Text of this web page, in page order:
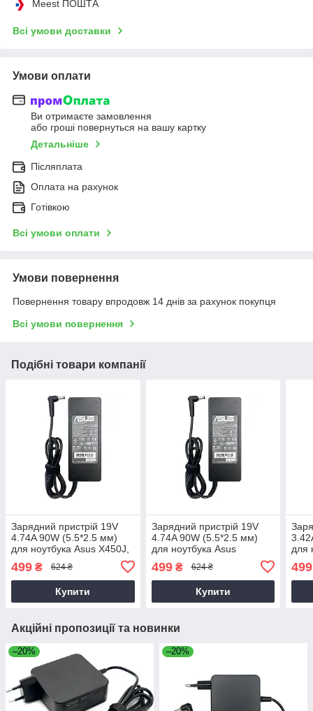
Meest ПОШТА
Всі умови доставки
Умови оплати
Ви отримаєте замовлення
або гроші повернуться на вашу картку
Детальніше
Післяплата
Оплата на рахунок
Готівкою
Всі умови оплати
Умови повернення
Повернення товару впродовж 14 днів за рахунок покупця
Всі умови повернення
Подібні товари компанії
Зарядний пристрій 19V
4.74A 90W (5.5*2.5 мм)
для ноутбука Asus X450J,
X451M
499 ₴ 624 ₴
Купити
Зарядний пристрій 19V
4.74A 90W (5.5*2.5 мм)
для ноутбука Asus
F450CA, F450CC, F450LA,
F450LD, F451C
499₴ 624 ₴
Купити
для
499
Акційні пропозиції та новинки
–20% –20%